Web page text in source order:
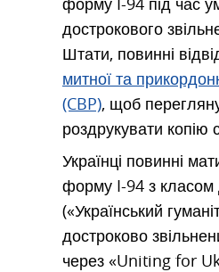
дострокового
Штати, повинні
митної та
(CBP), щоб
роздрукувати
Українці повинні
форму I-94 з класом
(«Український
достроково
через «Uniting for